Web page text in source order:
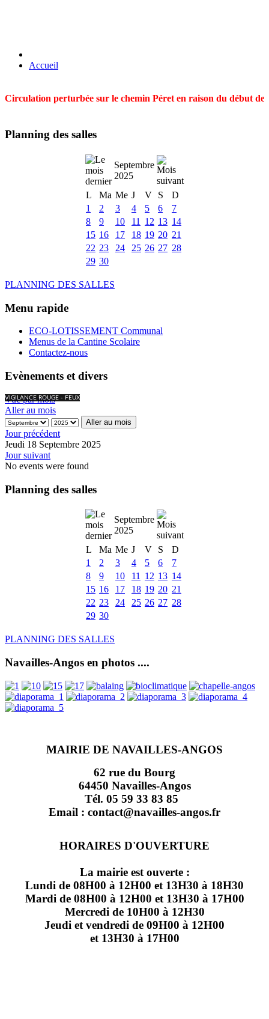
Accueil
Circulation perturbée sur le chemin Péret en raison du début
Planning des salles
Septembre
2025
L
Ma Me J V S
D
1
2 3 4 5 6
7
8
9 10 11 12 13 14
15 16 17 18 19 20 21
22 23 24 25 26 27 28
29 30
PLANNING DES SALLES
Menu rapide
ECO-LOTISSEMENT Communal
Menus de la Cantine Scolaire
Contactez-nous
Evènements et divers
VIGILANCE ROUGE - FEUX
Vue par mois
Aller au mois
Aller au mois
Jour précédent
Jeudi 18 Septembre 2025
Jour suivant
No events were found
Planning des salles
Septembre
2025
L
Ma Me J V S
D
1
2 3 4 5 6
7
8
9 10 11 12 13 14
15 16 17 18 19 20 21
22 23 24 25 26 27 28
29 30
PLANNING DES SALLES
Navailles-Angos en photos ....
MAIRIE DE NAVAILLES-ANGOS
62 rue du Bourg
64450 Navailles-Angos
Tél. 05 59 33 83 85
Email : contact@navailles-angos.fr
HORAIRES D'OUVERTURE
La mairie est ouverte :
Lundi de 08H00 à 12H00 et 13H30 à 18H30
Mardi de 08H00 à 12H00 et 13H30 à 17H00
Mercredi de 10H00 à 12H30
Jeudi et vendredi de 09H00 à 12H00
et 13H30 à 17H00